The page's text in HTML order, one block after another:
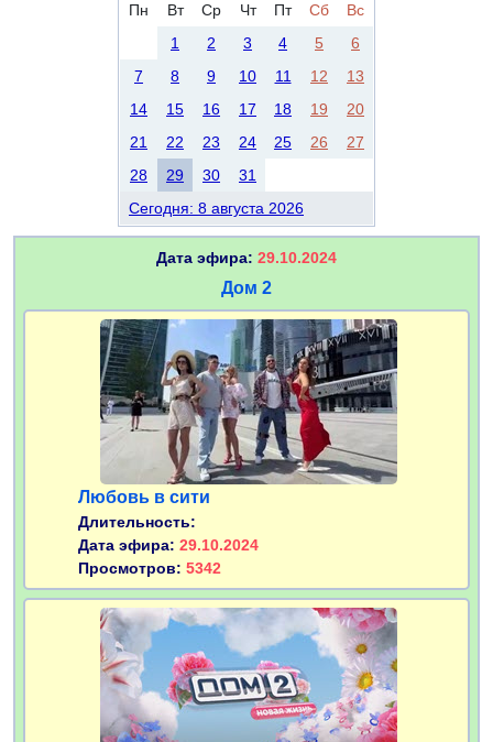
Пн
Вт Ср Чт Пт Сб
Вс
1
2 3 4 5
6
7
8 9 10 11 12
13
14
15 16 17 18 19
20
21
22 23 24 25 26
27
28
29 30
31
Сегодня: 8 августа 2026
Дата эфира: 29.10.2024
Дом 2
Любовь в сити
Длительность:
Дата эфира: 29.10.2024
Просмотров: 5342